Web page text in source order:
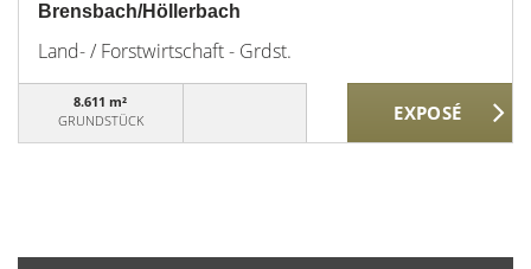
Brensbach/Höllerbach
Land- / Forstwirtschaft - Grdst.
8.611 m²
GRUNDSTÜCK